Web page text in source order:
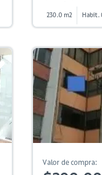
230.0 m2 Habit.
Valor de compra: